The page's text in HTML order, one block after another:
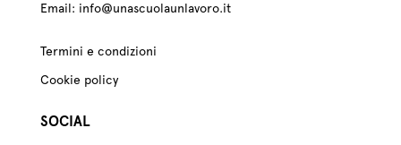
Email: info@unascuolaunlavoro.it
Termini e condizioni
Cookie policy
SOCIAL